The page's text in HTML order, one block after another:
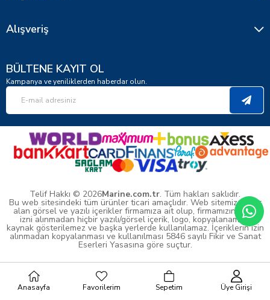
Alışveriş
BÜLTENE KAYIT OL
Kampanya ve yeniliklerden haberdar olun.
Telif Hakkı © 2026Marine.com.tr. Tüm hakları saklıdır.
Bu web sitesindeki tüm ürünler ticari amaçlıdır. Web sitemizde yer
alan görsel ve yazılı içerikler firmamıza ait olup, firmamızın yazılı
izni alınmadan hiçbir yazılı/görsel içerik, logo, kopyalanamaz,
kaynak gösterilemez ve başka yerlerde kullanılamaz. İçeriklerin izin
alınmadan kopyalanması ve kullanılması 5846 sayılı Fikir ve Sanat
Eserleri Yasasına göre suçtur.
Anasayfa Favorilerim Sepetim Üye Girişi